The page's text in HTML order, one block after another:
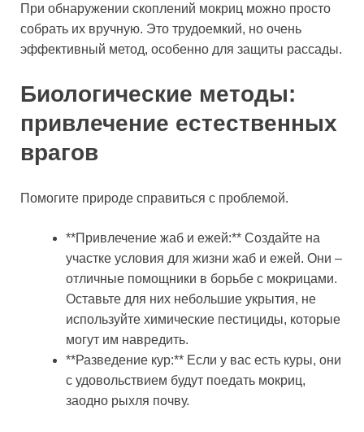
При обнаружении скоплений мокриц можно просто
собрать их вручную. Это трудоемкий, но очень
эффективный метод, особенно для защиты рассады.
Биологические методы:
привлечение естественных
врагов
Помогите природе справиться с проблемой.
**Привлечение жаб и ежей:** Создайте на
участке условия для жизни жаб и ежей. Они –
отличные помощники в борьбе с мокрицами.
Оставьте для них небольшие укрытия, не
используйте химические пестициды, которые
могут им навредить.
**Разведение кур:** Если у вас есть куры, они
с удовольствием будут поедать мокриц,
заодно рыхля почву.